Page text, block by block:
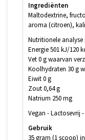
Ingrediënten
Maltodextrine,
aroma (citroen),
Nutritionele analyse
Energie 501 kJ/120
Vet 0 g waarvan
Koolhydraten 30 g
Eiwit 0 g
Zout 0,64 g
Natrium 250 mg
Vegan - Lactosevrij
Gebruik
35 gram (1 scoop)